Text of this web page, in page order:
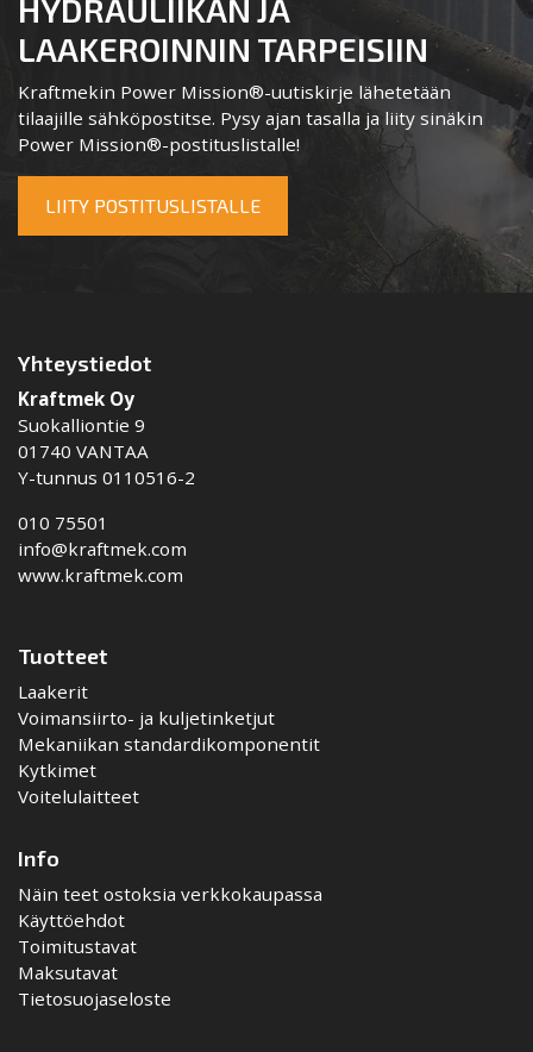
HYDRAULIIKAN JA
LAAKEROINNIN TARPEISIIN
Kraftmekin Power Mission®-uutiskirje lähetetään
tilaajille sähköpostitse. Pysy ajan tasalla ja liity sinäkin
Power Mission®-postituslistalle!
LIITY POSTITUSLISTALLE
Yhteystiedot
Kraftmek Oy
Suokalliontie 9
01740 VANTAA
Y-tunnus 0110516-2
010 75501
info@kraftmek.com
www.kraftmek.com
Tuotteet
Laakerit
Voimansiirto- ja kuljetinketjut
Mekaniikan standardikomponentit
Kytkimet
Voitelulaitteet
Info
Näin teet ostoksia verkkokaupassa
Käyttöehdot
Toimitustavat
Maksutavat
Tietosuojaseloste